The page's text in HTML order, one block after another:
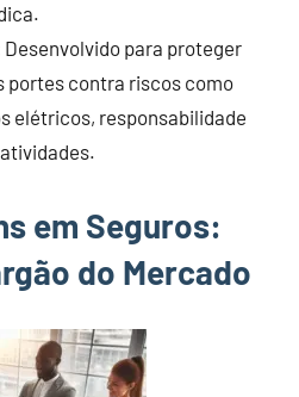
Desenvolvido para proteger
portes contra riscos como
elétricos, responsabilidade
em Seguros:
do Mercado